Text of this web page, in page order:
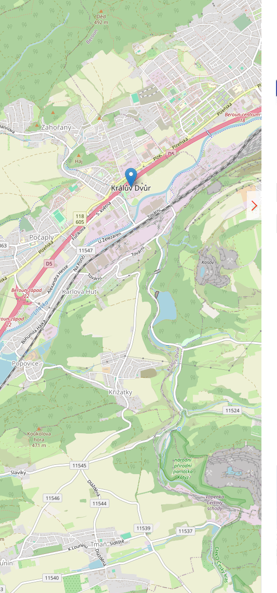
skladu 192 m², Králův Dvůr Pronájem skladu 5 000 m², Žebrák